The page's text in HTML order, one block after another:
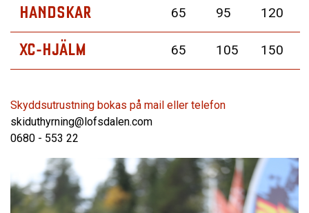
HANDSKAR 65 95 120
XC-HJÄLM 65 105 150
Skyddsutrustning bokas på mail eller telefon
skiduthyrning@lofsdalen.com
0680 - 553 22